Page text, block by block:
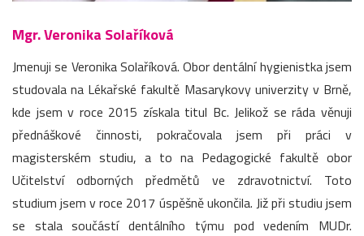
Mgr. Veronika Solaříková
Jmenuji se Veronika Solaříková. Obor dentální hygienistka jsem
studovala na Lékařské fakultě Masarykovy univerzity v Brně,
kde jsem v roce 2015 získala titul Bc. Jelikož se ráda věnuji
přednáškové činnosti, pokračovala jsem při práci v
magisterském studiu, a to na Pedagogické fakultě obor
Učitelství odborných předmětů ve zdravotnictví. Toto
studium jsem v roce 2017 úspěšně ukončila. Již při studiu jsem
se stala součástí dentálního týmu pod vedením MUDr.